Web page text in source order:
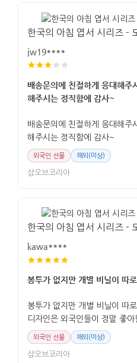
한국의 아침 엽서 시리즈 -
jw19****
배송문의에 친절하게 응대해주
해주시는 정직함에 감사~
배송문의에 친절하게 응대해주
해주시는 정직함에 감사~
외국인 선물 해외(미상)
샵오브코리아
한국의 아침 엽서 시리즈 -
kawa****
봉투가 없지만 개별 비닐이 따
봉투가 없지만 개별 비닐이 따
디자인은 외국인들이 정말 좋아
외국인 선물 해외(미상)
샵오브코리아